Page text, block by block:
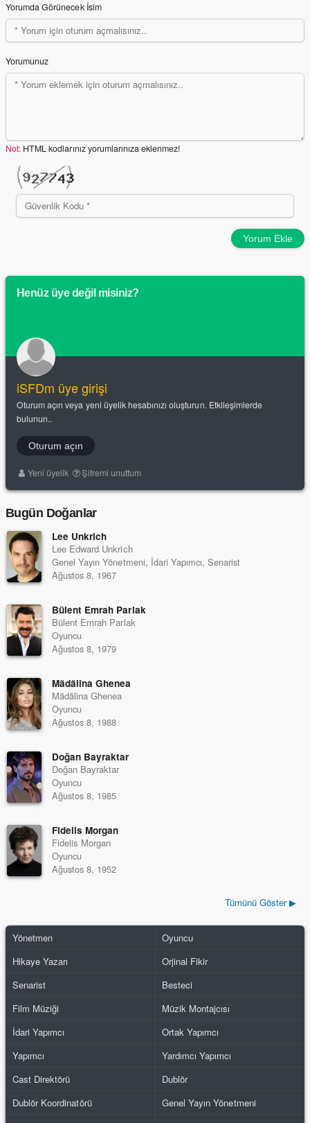
Yorumda Görünecek İsim
Yorumunuz
Not: HTML kodlarınız yorumlarınıza eklenmez!
Yorum Ekle
Henüz üye değil misiniz?
iSFDm üye girişi
Oturum açın veya yeni üyelik hesabınızı oluşturun. Etkileşimlerde
bulunun..
Oturum açın
Yeni üyelik Şifremi unuttum
Bugün Doğanlar
Lee Unkrich
Lee Edward Unkrich
Genel Yayın Yönetmeni, İdari Yapımcı, Senarist
Ağustos 8, 1967
Bülent Emrah Parlak
Bülent Emrah Parlak
Oyuncu
Ağustos 8, 1979
Mãdãlina Ghenea
Mãdãlina Ghenea
Oyuncu
Ağustos 8, 1988
Doğan Bayraktar
Doğan Bayraktar
Oyuncu
Ağustos 8, 1985
Fidelis Morgan
Fidelis Morgan
Oyuncu
Ağustos 8, 1952
Tümünü Göster ▶
Yönetmen
Oyuncu
Hikaye Yazarı
Orjinal Fikir
Senarist
Besteci
Film Müziği
Müzik Montajcısı
İdari Yapımcı
Ortak Yapımcı
Yapımcı
Yardımcı Yapımcı
Cast Direktörü
Dublör
Dublör Koordinatörü
Genel Yayın Yönetmeni